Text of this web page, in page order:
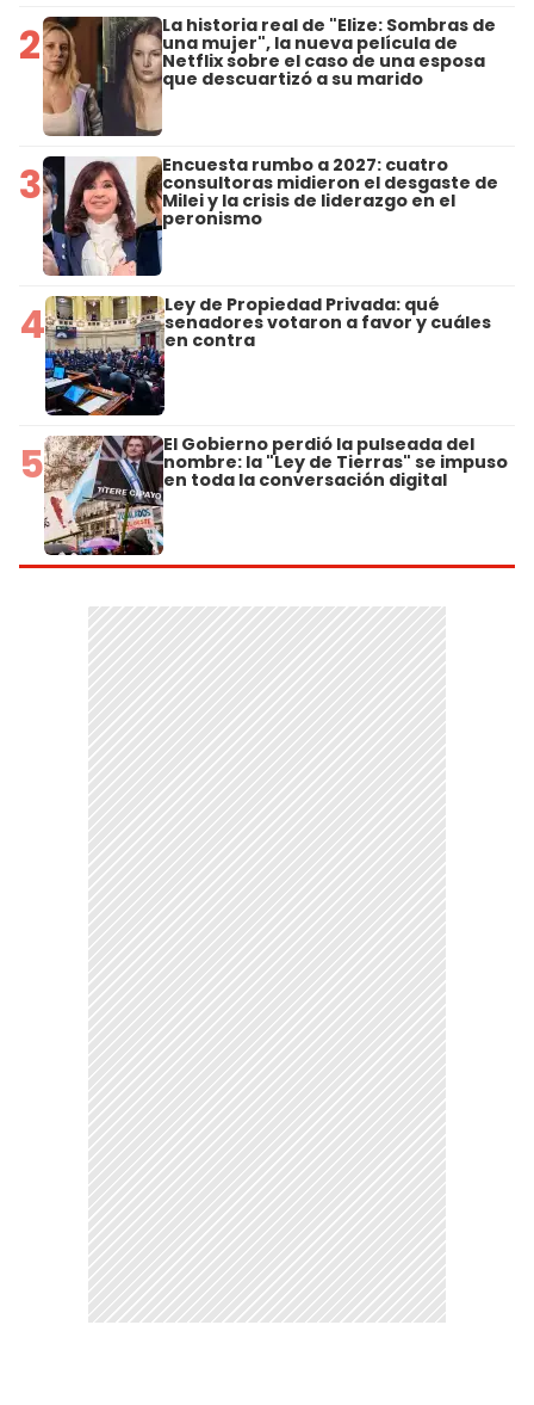
2 La historia real de "Elize: Sombras de
una mujer", la nueva película de
Netflix sobre el caso de una esposa
que descuartizó a su marido
3 Encuesta rumbo a 2027: cuatro
consultoras midieron el desgaste de
Milei y la crisis de liderazgo en el
peronismo
4 Ley de Propiedad Privada: qué
senadores votaron a favor y cuáles
en contra
5 El Gobierno perdió la pulseada del
nombre: la "Ley de Tierras" se impuso
en toda la conversación digital